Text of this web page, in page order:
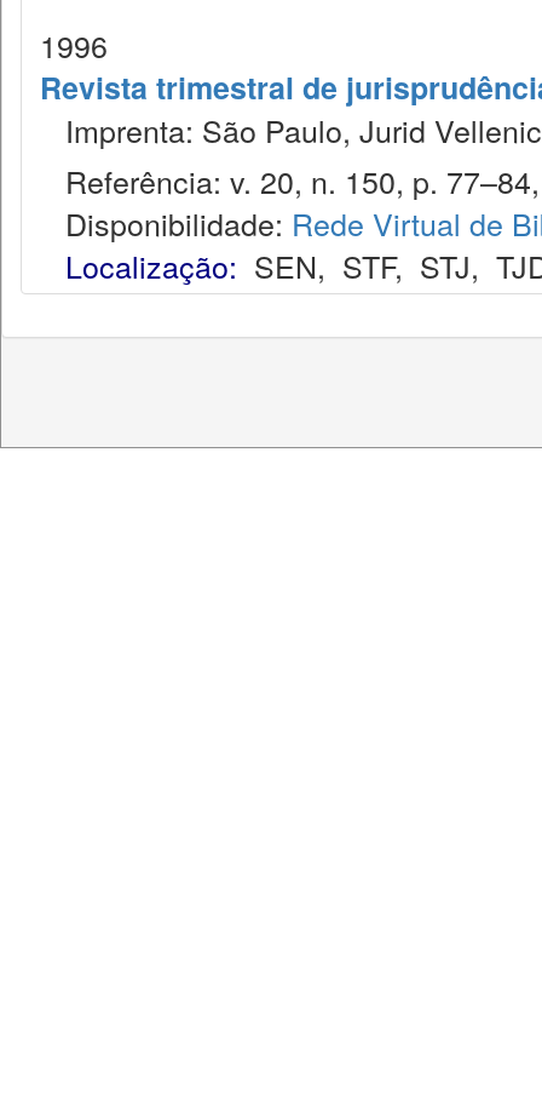
1996
Revista trimestral de
Imprenta: São Paulo, Jurid
Referência: v. 20, n. 150, p.
Disponibilidade: Rede Virtual de
Localização: SEN, STF, STJ,